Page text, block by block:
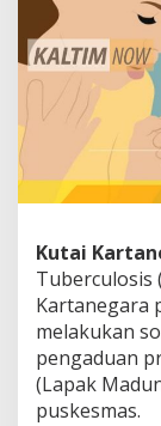
Kutai
Tuberculosis
Kartanegara
melakukan
pengaduan
(Lapak
puskesmas.